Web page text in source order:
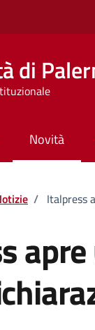
di
Novità
/ Italpress